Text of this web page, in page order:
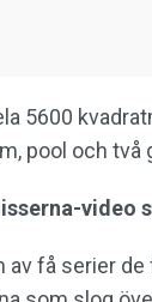
5600
pool och
video
av få serier de